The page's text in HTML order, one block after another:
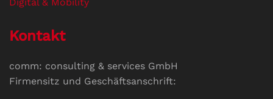
Kontakt
comm: consulting & services GmbH
Firmensitz und Geschäftsanschrift: